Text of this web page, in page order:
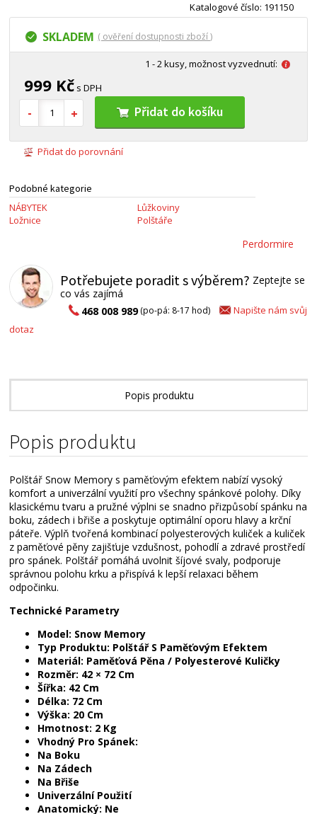
Katalogové číslo: 191150
SKLADEM ( ověření dostupnosti zboží )
1 - 2 kusy, možnost vyzvednutí:
999 Kč s DPH
Přidat do košíku
Přidat do porovnání
Podobné kategorie
NÁBYTEK
Ložnice
Lůžkoviny
Polštáře
Perdormire
Potřebujete poradit s výběrem? Zeptejte se
co vás zajímá
468 008 989(po-pá: 8-17 hod)
Napište nám svůj
dotaz
Popis produktu
Alternativní zboží
Popis produktu
Polštář Snow Memory s paměťovým efektem nabízí vysoký
komfort a univerzální využití pro všechny spánkové polohy. Díky
klasickému tvaru a pružné výplni se snadno přizpůsobí spánku na
boku, zádech i břiše a poskytuje optimální oporu hlavy a krční
páteře. Výplň tvořená kombinací polyesterových kuliček a kuliček
z paměťové pěny zajišťuje vzdušnost, pohodlí a zdravé prostředí
pro spánek. Polštář pomáhá uvolnit šíjové svaly, podporuje
správnou polohu krku a přispívá k lepší relaxaci během
odpočinku.
Technické Parametry
Model: Snow Memory
Typ Produktu: Polštář S Paměťovým Efektem
Materiál: Paměťová Pěna / Polyesterové Kuličky
Rozměr: 42 × 72 Cm
Šířka: 42 Cm
Délka: 72 Cm
Výška: 20 Cm
Hmotnost: 2 Kg
Vhodný Pro Spánek:
Na Boku
Na Zádech
Na Břiše
Univerzální Použití
Anatomický: Ne